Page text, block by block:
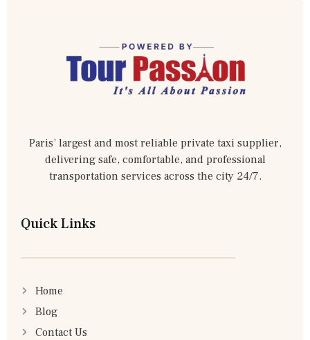
Paris’ largest and most reliable private taxi supplier,
delivering safe, comfortable, and professional
transportation services across the city 24/7.
Quick Links
Home
Blog
Contact Us